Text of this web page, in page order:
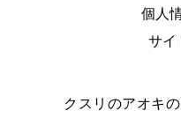
個人
サイ
クスリのアオキ